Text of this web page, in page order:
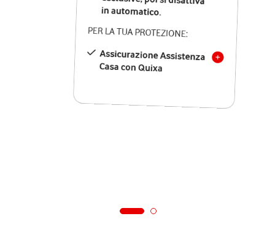
in automatico.
PER LA TUA PROTEZIONE:
Assicurazione Assistenza
Casa con Quixa